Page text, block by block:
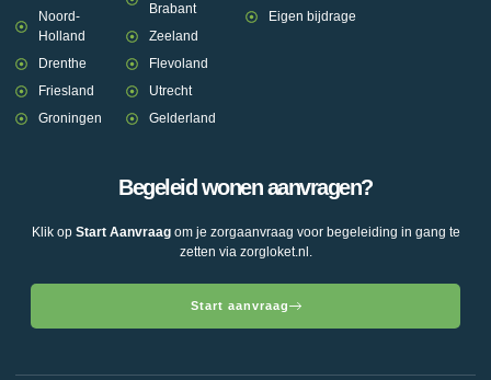
Noord-
Holland
Drenthe
Friesland
Groningen
Brabant
Zeeland
Flevoland
Utrecht
Gelderland
Eigen bijdrage
Begeleid wonen aanvragen?
Klik op Start Aanvraagom je zorgaanvraag voor begeleiding in gang te
zetten via zorgloket.nl.
Start aanvraag